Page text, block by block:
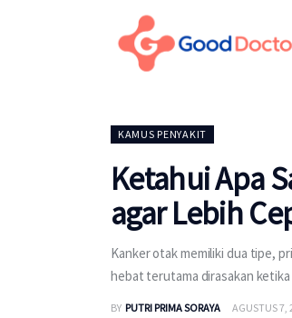
KAMUS PENYAKIT
Ketahui Apa
agar Lebih
Kanker otak memiliki dua tipe,
hebat terutama dirasakan
BY PUTRI PRIMA SORAYA AGUSTUS 7,